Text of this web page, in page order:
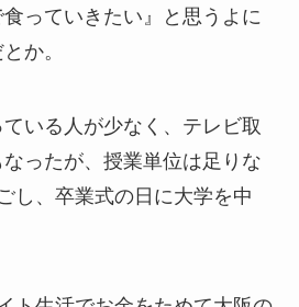
っていきたい』と思うよに
か。
いる人が少なく、テレビ取
ったが、授業単位は足りな
し、卒業式の日に大学を中